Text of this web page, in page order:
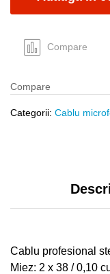
negru
Compare
Compare
Categorii: Cablu
Cablu profesional
Miez: 2 x 38 / 0,10